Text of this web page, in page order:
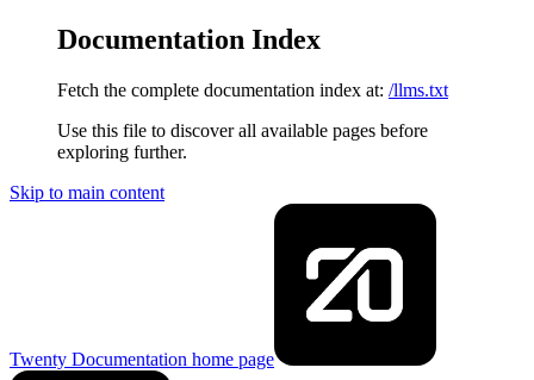
Documentation Index
Fetch the complete documentation index at: /llms.txt
Use this file to discover all available pages before
exploring further.
Skip to main content
Twenty Documentation home page